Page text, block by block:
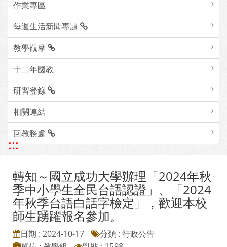
作業專區
每週生活新聞專題
教學觀摩
十二年國教
研習登錄
相關連結
回教務處
:::
轉知～國立成功大學辦理「2024年秋
季中小學生全民台語認證」、「2024
年秋季台語白話字檢定」，歡迎本校
師生踴躍報名參加。
日期 : 2024-10-17
分類 : 行政公告